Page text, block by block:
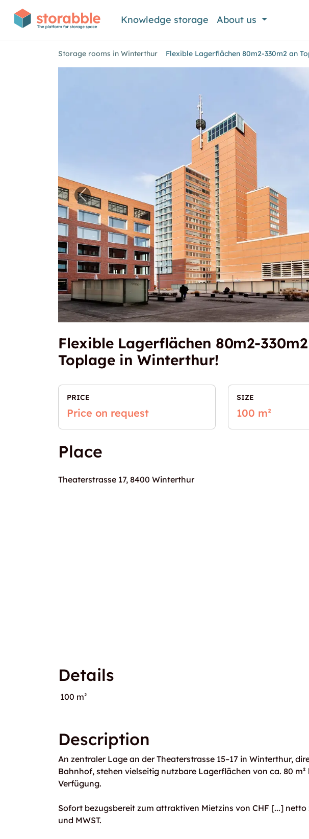
Knowledge storage About us
Storage rooms in Winterthur Flexible Lagerflächen 80m2-330m2 an
Previous image for "Flexible Lagerflächen 80m2-
Flexible Lagerflächen 80m2-
Toplage in Winterthur!
PRICE
Price on request
SIZE
100 m²
Place
Theaterstrasse 17, 8400 Winterthur
Details
100 m²
Description
An zentraler Lage an der Theaterstrasse 15–17 in Winterthur,
Bahnhof, stehen vielseitig nutzbare Lagerflächen von ca. 80 m²
Verfügung.
Sofort bezugsbereit zum attraktiven Mietzins von CHF [...] netto
und MWST.